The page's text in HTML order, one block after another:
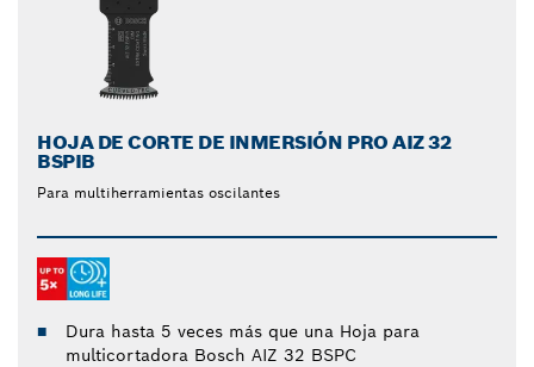
HOJA DE CORTE DE INMERSIÓN PRO AIZ 32
BSPIB
Para multiherramientas oscilantes
Dura hasta 5 veces más que una Hoja para
multicortadora Bosch AIZ 32 BSPC